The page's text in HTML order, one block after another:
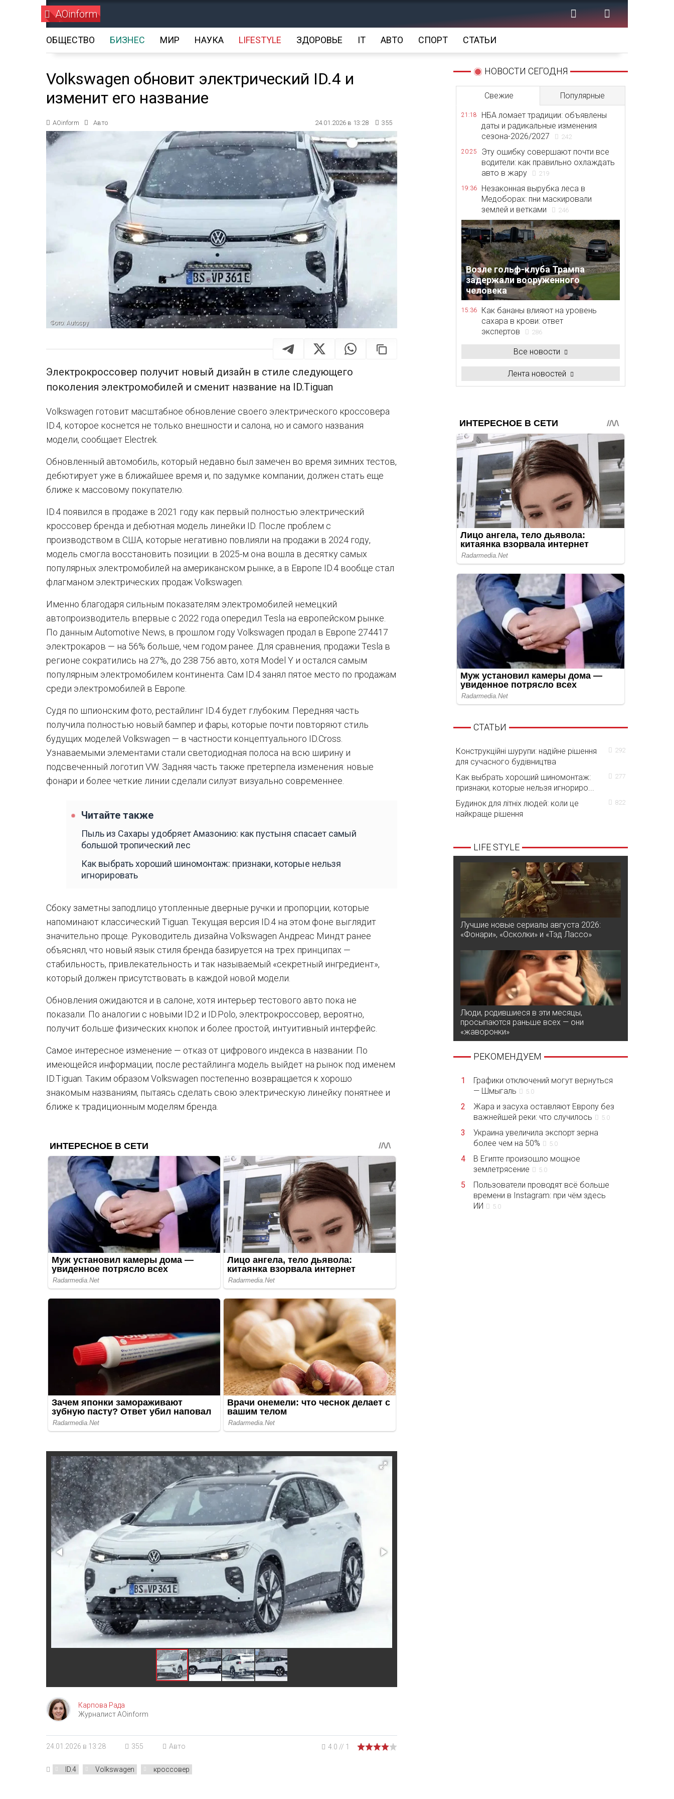
AOinform
ОБЩЕСТВО БИЗНЕС МИР НАУКА LIFESTYLE ЗДОРОВЬЕ IT АВТО СПОРТ СТАТЬИ
Volkswagen обновит электрический ID.4 и
изменит его название
AOinform Авто 24.01.2026 в 13:28 355
Фото: Autospy
Электрокроссовер получит новый дизайн в стиле следующего
поколения электромобилей и сменит название на ID.Tiguan
Volkswagen готовит масштабное обновление своего электрического кроссовера
ID.4, которое коснется не только внешности и салона, но и самого названия
модели, сообщает Electrek.
Обновленный автомобиль, который недавно был замечен во время зимних тестов,
дебютирует уже в ближайшее время и, по задумке компании, должен стать еще
ближе к массовому покупателю.
ID.4 появился в продаже в 2021 году как первый полностью электрический
кроссовер бренда и дебютная модель линейки ID. После проблем с
производством в США, которые негативно повлияли на продажи в 2024 году,
модель смогла восстановить позиции: в 2025-м она вошла в десятку самых
популярных электромобилей на американском рынке, а в Европе ID.4 вообще стал
флагманом электрических продаж Volkswagen.
Именно благодаря сильным показателям электромобилей немецкий
автопроизводитель впервые с 2022 года опередил Tesla на европейском рынке.
По данным Automotive News, в прошлом году Volkswagen продал в Европе 274417
электрокаров — на 56% больше, чем годом ранее. Для сравнения, продажи Tesla в
регионе сократились на 27%, до 238 756 авто, хотя Model Y и остался самым
популярным электромобилем континента. Сам ID.4 занял пятое место по продажам
среди электромобилей в Европе.
Судя по шпионским фото, рестайлинг ID.4 будет глубоким. Передняя часть
получила полностью новый бампер и фары, которые почти повторяют стиль
будущих моделей Volkswagen — в частности концептуального ID.Cross.
Узнаваемыми элементами стали светодиодная полоса на всю ширину и
подсвеченный логотип VW. Задняя часть также претерпела изменения: новые
фонари и более четкие линии сделали силуэт визуально современнее.
Читайте также
Пыль из Сахары удобряет Амазонию: как пустыня спасает самый
большой тропический лес
Как выбрать хороший шиномонтаж: признаки, которые нельзя
игнорировать
Сбоку заметны заподлицо утопленные дверные ручки и пропорции, которые
напоминают классический Tiguan. Текущая версия ID.4 на этом фоне выглядит
значительно проще. Руководитель дизайна Volkswagen Андреас Миндт ранее
объяснял, что новый язык стиля бренда базируется на трех принципах —
стабильность, привлекательность и так называемый «секретный ингредиент»,
который должен присутствовать в каждой новой модели.
Обновления ожидаются и в салоне, хотя интерьер тестового авто пока не
показали. По аналогии с новыми ID.2 и ID.Polo, электрокроссовер, вероятно,
получит больше физических кнопок и более простой, интуитивный интерфейс.
Самое интересное изменение — отказ от цифрового индекса в названии. По
имеющейся информации, после рестайлинга модель выйдет на рынок под именем
ID.Tiguan. Таким образом Volkswagen постепенно возвращается к хорошо
знакомым названиям, пытаясь сделать свою электрическую линейку понятнее и
ближе к традиционным моделям бренда.
Карпова Рада
Журналист AOinform
24.01.2026 в 13:28 355 Авто 4.0 // 1
ID.4 Volkswagen кроссовер
НОВОСТИ СЕГОДНЯ
Свежие Популярные
21:18
НБА ломает традиции: объявлены
даты и радикальные изменения
сезона-2026/2027
242
20:25
Эту ошибку совершают почти все
водители: как правильно охлаждать
авто в жару
219
19:36
Незаконная вырубка леса в
Медоборах: пни маскировали
землей и ветками
246
Возле гольф-клуба Трампа
задержали вооруженного
человека
15:36
Как бананы влияют на уровень
сахара в крови: ответ
экспертов
286
Все новости
Лента новостей
СТАТЬИ
Конструкційні шурупи: надійне рішення
для сучасного будівництва
292
Как выбрать хороший шиномонтаж:
признаки, которые нельзя игнориро...
277
Будинок для літніх людей: коли це
найкраще рішення
822
LIFE STYLE
Лучшие новые сериалы августа 2026:
«Фонари», «Осколки» и «Тэд Лассо»
Люди, родившиеся в эти месяцы,
просыпаются раньше всех — они
«жаворонки»
РЕКОМЕНДУЕМ
1
Графики отключений могут вернуться
— Шмыгаль
5.0
2
Жара и засуха оставляют Европу без
важнейшей реки: что случилось
5.0
3
Украина увеличила экспорт зерна
более чем на 50%
5.0
4
В Египте произошло мощное
землетрясение
5.0
5
Пользователи проводят всё больше
времени в Instagram: при чём здесь
ИИ
5.0